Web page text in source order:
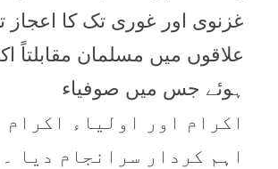
غزنوی اور غوری تک کا اعجاز
علاقوں میں مسلمان مقابلتاً
ہوئے جس میں صوفیاء
اکرام اور اولیاء اکرام
اہم کردار سرانجام دیا